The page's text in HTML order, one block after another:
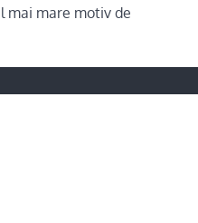
mai mare motiv de